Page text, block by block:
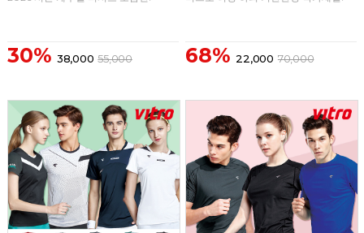
30% 38,000 55,000 68% 22,000 70,000